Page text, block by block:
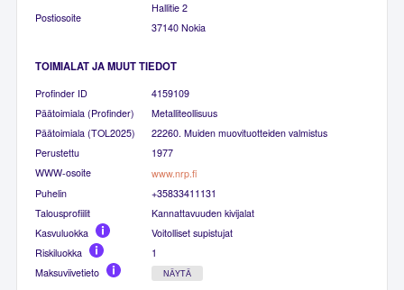
Postiosoite
Hallitie 2
37140 Nokia
TOIMIALAT JA MUUT TIEDOT
Profinder ID
4159109
Päätoimiala (Profinder)
Metalliteollisuus
Päätoimiala (TOL2025)
22260. Muiden muovituotteiden valmistus
Perustettu
1977
WWW-osoite
www.nrp.fi
Puhelin
+35833411131
Talousprofiilit
Kannattavuuden kivijalat
Kasvuluokka
Voitolliset supistujat
Riskiluokka
1
Maksuviivetieto
NÄYTÄ